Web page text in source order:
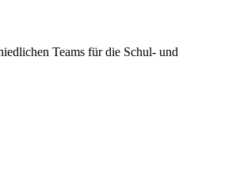
Teams für die Schul- und